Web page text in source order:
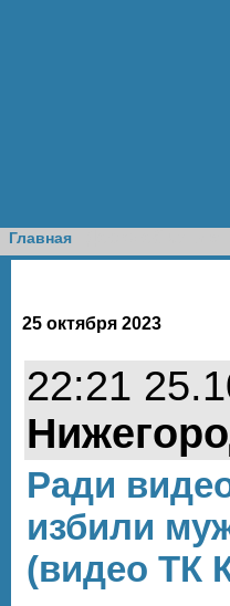
Главная
25 октября 2023
22:21
Ради
избили
(видео ТК